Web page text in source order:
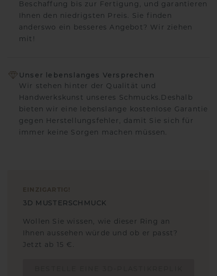
Beschaffung bis zur Fertigung, und garantieren
Ihnen den niedrigsten Preis. Sie finden
anderswo ein besseres Angebot? Wir ziehen
mit!
Unser lebenslanges Versprechen
Wir stehen hinter der Qualität und
Handwerkskunst unseres Schmucks.Deshalb
bieten wir eine lebenslange kostenlose Garantie
gegen Herstellungsfehler, damit Sie sich für
immer keine Sorgen machen müssen.
EINZIGARTIG
3D MUSTERSCHMUCK
Wollen Sie wissen, wie dieser Ring an
Ihnen aussehen würde und ob er passt?
Jetzt ab 15 €.